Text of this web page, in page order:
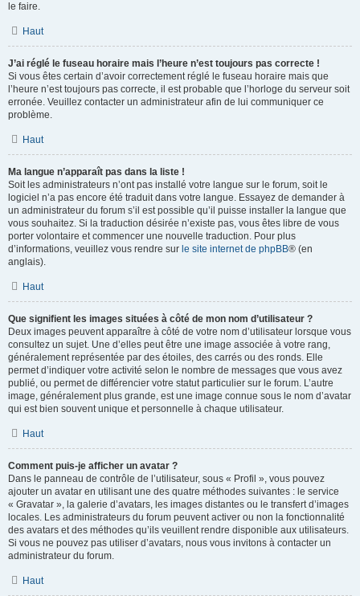
le faire.
Haut
J’ai réglé le fuseau horaire mais l’heure n’est toujours pas correcte !
Si vous êtes certain d’avoir correctement réglé le fuseau horaire mais que
l’heure n’est toujours pas correcte, il est probable que l’horloge du serveur soit
erronée. Veuillez contacter un administrateur afin de lui communiquer ce
problème.
Haut
Ma langue n’apparaît pas dans la liste !
Soit les administrateurs n’ont pas installé votre langue sur le forum, soit le
logiciel n’a pas encore été traduit dans votre langue. Essayez de demander à
un administrateur du forum s’il est possible qu’il puisse installer la langue que
vous souhaitez. Si la traduction désirée n’existe pas, vous êtes libre de vous
porter volontaire et commencer une nouvelle traduction. Pour plus
d’informations, veuillez vous rendre sur le site internet de phpBB® (en
anglais).
Haut
Que signifient les images situées à côté de mon nom d’utilisateur ?
Deux images peuvent apparaître à côté de votre nom d’utilisateur lorsque vous
consultez un sujet. Une d’elles peut être une image associée à votre rang,
généralement représentée par des étoiles, des carrés ou des ronds. Elle
permet d’indiquer votre activité selon le nombre de messages que vous avez
publié, ou permet de différencier votre statut particulier sur le forum. L’autre
image, généralement plus grande, est une image connue sous le nom d’avatar
qui est bien souvent unique et personnelle à chaque utilisateur.
Haut
Comment puis-je afficher un avatar ?
Dans le panneau de contrôle de l’utilisateur, sous « Profil », vous pouvez
ajouter un avatar en utilisant une des quatre méthodes suivantes : le service
« Gravatar », la galerie d’avatars, les images distantes ou le transfert d’images
locales. Les administrateurs du forum peuvent activer ou non la fonctionnalité
des avatars et des méthodes qu’ils veuillent rendre disponible aux utilisateurs.
Si vous ne pouvez pas utiliser d’avatars, nous vous invitons à contacter un
administrateur du forum.
Haut